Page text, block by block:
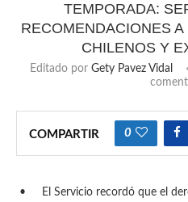
TEMPORADA:
RECOMENDACIONES
CHILENOS Y
Editado por Gety Pavez Vidal
COMPARTIR 0
•
El Servicio recordó que el